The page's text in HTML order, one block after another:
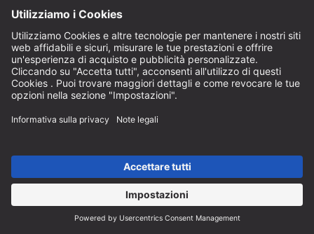
Note legali
CGV
Protezione dei Dati
IVA inclusa / spese di spedizione escluse
* Spedizione gratuita a partire da un ordine di 150 euro all'interno
della Germania per pacchi di dimensioni standard, esclusi articoli
ingombranti e merci